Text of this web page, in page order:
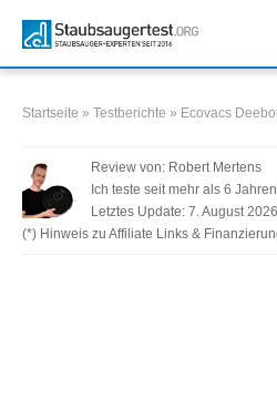
Inhalt
springen
Startseite » Testberichte » Ecovacs
Review von: Robert Mertens
Ich teste seit mehr als 6
Letztes Update: 7. August 2026
(*) Hinweis zu Affiliate Links &